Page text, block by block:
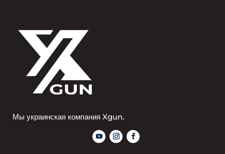
Мы украинская компания Xgun.